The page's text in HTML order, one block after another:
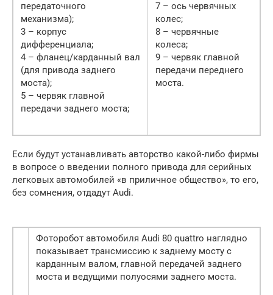
передаточного
механизма);
3 – корпус
дифференциала;
4 – фланец/карданный вал
(для привода заднего
моста);
5 – червяк главной
передачи заднего моста;
7 – ось червячных
колес;
8 – червячные
колеса;
9 – червяк главной
передачи переднего
моста.
Если будут устанавливать авторство какой-либо фирмы
в вопросе о введении полного привода для серийных
легковых автомобилей «в приличное общество», то его,
без сомнения, отдадут Audi.
Фоторобот автомобиля Audi 80 quattro наглядно
показывает трансмиссию к заднему мосту с
карданным валом, главной передачей заднего
моста и ведущими полуосями заднего моста.